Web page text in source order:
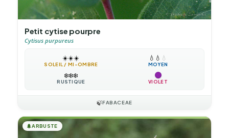
Petit cytise pourpre
Cytisus purpureus
☀️☀️☀️
SOLEIL / MI-OMBRE
💧 💧 💧
MOYEN
❄️❄️❄️
RUSTIQUE VIOLET
🍃FABACEAE
🌲ARBUSTE